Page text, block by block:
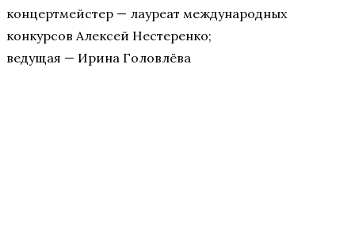
концертмейстер — лауреат международных
конкурсов Алексей Нестеренко;
ведущая — Ирина Головлёва